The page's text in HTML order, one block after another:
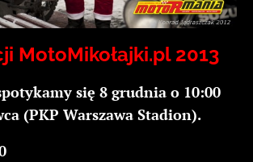
MotoMikołajki.pl 2013
się 8 grudnia o 10:00
(PKP Warszawa Stadion).